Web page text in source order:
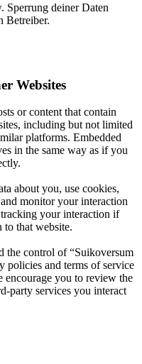
Sperrung deiner Daten
Betreiber.
Websites
or content that contain
including but not limited
platforms. Embedded
in the same way as if you
about you, use cookies,
monitor your interaction
your interaction if
to that website.
the control of “Suikoversum
policies and terms of service
encourage you to review the
party services you interact